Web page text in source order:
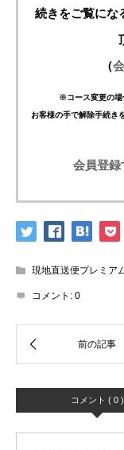
続きをご覧にな
（
※コース変更の場
お客様の手で解除手続き
会員登録
現地直送便プレミア
コメント: 0
コメント ( 0 )